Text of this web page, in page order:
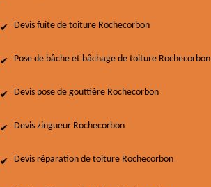
Devis fuite de toiture Rochecorbon
Pose de bâche et bâchage de toiture Rochecorbon
Devis pose de gouttière Rochecorbon
Devis zingueur Rochecorbon
Devis réparation de toiture Rochecorbon